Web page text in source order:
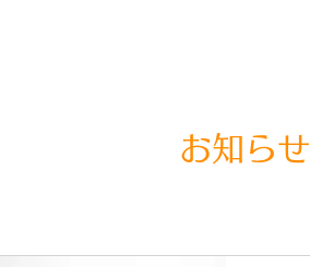
お知らせ